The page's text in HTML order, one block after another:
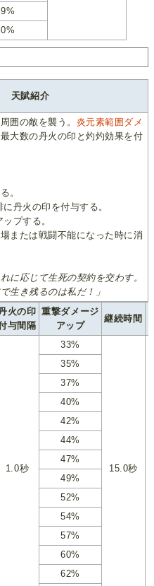
天賦紹介
囲の敵を襲う。 炎元素範囲ダメ
大数の丹火の印と灼灼効果を付
。
丹火の印を付与する。
プする。
または戦闘不能になった時に消
に応じて生死の契約を交わす。
生き残るのは私だ！」
火の印
与間隔
重撃ダメージ
アップ
継続時間
1.0秒
33%
15.0秒
35%
37%
40%
42%
44%
47%
49%
52%
54%
57%
60%
62%